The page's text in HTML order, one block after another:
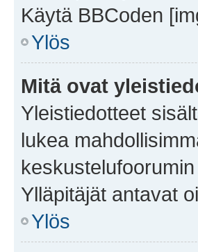
Käytä BBCoden
Ylös
Mitä ovat
Yleistiedotteet
lukea
Ylläpitäjät antavat
Ylös